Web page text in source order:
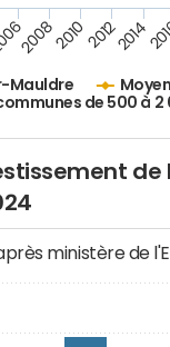
Mauldre
de 500 à
2008201020122014
de
ministère de